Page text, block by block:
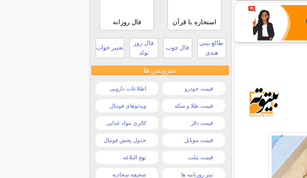
استخاره با قرآن فال روزانه
طالع بینی
هندی
فال چوب
فال روز
تولد
تعبیر خواب
سرویس ها
قیمت خودرو اطلاعات دارویی
قیمت طلا و سکه ویدئوهای فوتبال
قیمت دلار کالری مواد غذایی
قیمت موبایل جدول پخش فوتبال
قیمت تبلت نهج البلاغه
تیتر روزنامه ها صحیفه سجادیه